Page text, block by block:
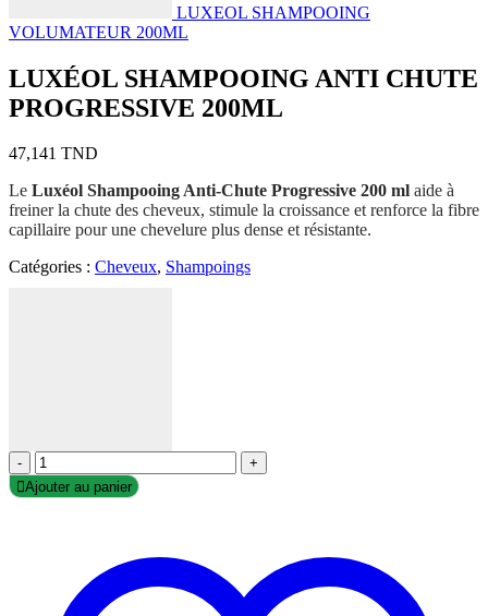
LUXEOL SHAMPOOING
VOLUMATEUR 200ML
LUXÉOL SHAMPOOING ANTI CHUTE
PROGRESSIVE 200ML
47,141 TND
Le Luxéol Shampooing Anti-Chute Progressive 200 ml aide à
freiner la chute des cheveux, stimule la croissance et renforce la fibre
capillaire pour une chevelure plus dense et résistante.
Catégories : Cheveux, Shampoings
-
+
Ajouter au panier